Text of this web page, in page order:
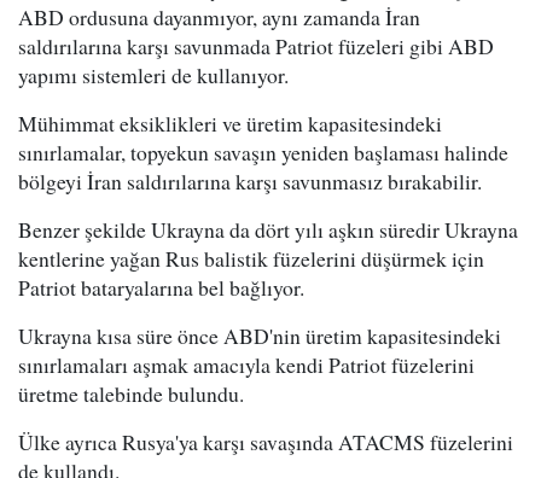
ABD ordusuna dayanmıyor, aynı zamanda İran
saldırılarına karşı savunmada Patriot füzeleri gibi ABD
yapımı sistemleri de kullanıyor.
Mühimmat eksiklikleri ve üretim kapasitesindeki
sınırlamalar, topyekun savaşın yeniden başlaması halinde
bölgeyi İran saldırılarına karşı savunmasız bırakabilir.
Benzer şekilde Ukrayna da dört yılı aşkın süredir Ukrayna
kentlerine yağan Rus balistik füzelerini düşürmek için
Patriot bataryalarına bel bağlıyor.
Ukrayna kısa süre önce ABD'nin üretim kapasitesindeki
sınırlamaları aşmak amacıyla kendi Patriot füzelerini
üretme talebinde bulundu.
Ülke ayrıca Rusya'ya karşı savaşında ATACMS füzelerini
de kullandı.